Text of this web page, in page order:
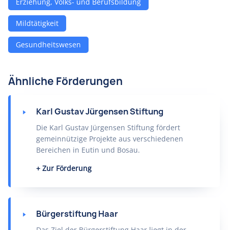
Mildtätigkeit
Gesundheitswesen
Ähnliche Förderungen
Karl Gustav Jürgensen Stiftung
Die Karl Gustav Jürgensen Stiftung fördert
gemeinnützige Projekte aus verschiedenen
Bereichen in Eutin und Bosau.
Zur Förderung
Bürgerstiftung Haar